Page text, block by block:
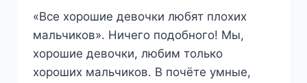
«Все хорошие девочки любят плохих
мальчиков». Ничего подобного! Мы,
хорошие девочки, любим только
хороших мальчиков. В почёте умные,